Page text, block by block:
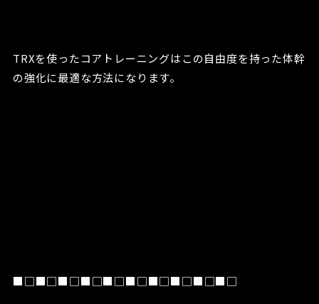
TRXを使ったコアトレーニングはこの自由度を持った体幹
の強化に最適な方法になります。
■□■□■□■□■□■□■□■□■□■□